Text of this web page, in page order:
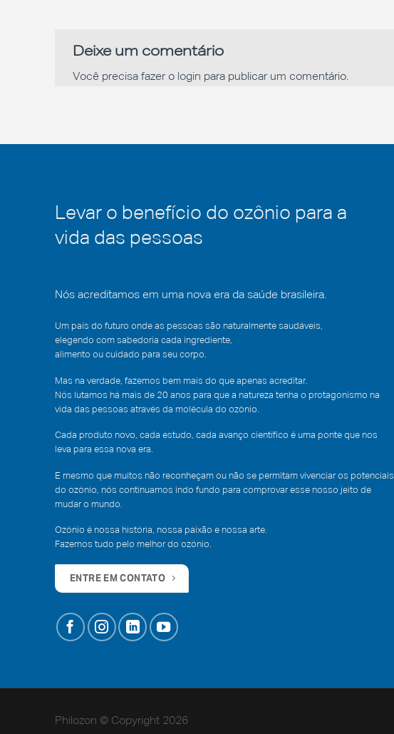
Deixe um comentário
Você precisa fazer o login para publicar um comentário.
Levar o benefício do ozônio para a
vida das pessoas
Nós acreditamos em uma nova era da saúde brasileira.
Um país do futuro onde as pessoas são naturalmente saudáveis,
elegendo com sabedoria cada ingrediente,
alimento ou cuidado para seu corpo.
Mas na verdade, fazemos bem mais do que apenas acreditar.
Nós lutamos há mais de 20 anos para que a natureza tenha o protagonismo na
vida das pessoas através da molécula do ozônio.
Cada produto novo, cada estudo, cada avanço científico é uma ponte que nos
leva para essa nova era.
E mesmo que muitos não reconheçam ou não se permitam vivenciar os potenciais
do ozônio, nós continuamos indo fundo para comprovar esse nosso jeito de
mudar o mundo.
Ozônio é nossa história, nossa paixão e nossa arte.
Fazemos tudo pelo melhor do ozônio.
ENTRE EM CONTATO
Philozon © Copyright 2026